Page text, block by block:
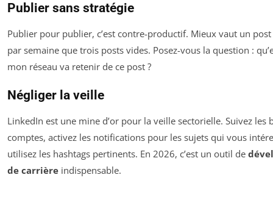
Publier sans stratégie
Publier pour publier, c’est contre-productif. Mieux vaut un
par semaine que trois posts vides. Posez-vous la question :
mon réseau va retenir de ce post ?
Négliger la veille
LinkedIn est une mine d’or pour la veille sectorielle. Suivez les
comptes, activez les notifications pour les sujets qui vous
utilisez les hashtags pertinents. En 2026, c’est un outil de
de carrière indispensable.